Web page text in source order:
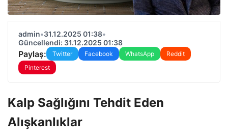
admin•31.12.2025 01:38•
Güncellendi: 31.12.2025 01:38
Paylaş: Twitter Facebook WhatsApp
Reddit
Pinterest
Kalp Sağlığını Tehdit Eden
Alışkanlıklar